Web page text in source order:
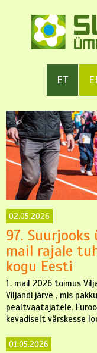
ET
02.05.2026
97.
mail rajale
kogu Eesti
1. mail 2026 toimus
Viljandi järve , mis
pealtvaatajatele.
kevadiselt värskesse
01.05.2026